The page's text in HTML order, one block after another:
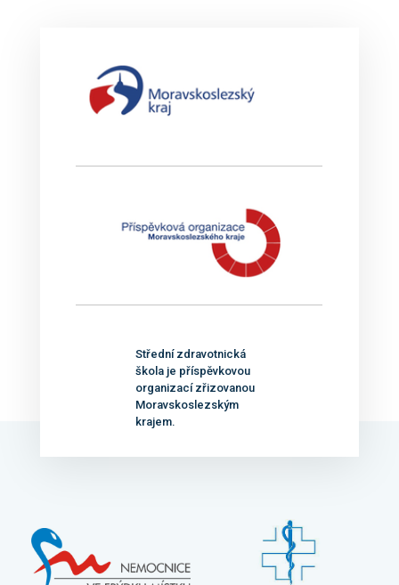
Střední zdravotnická
škola je příspěvkovou
organizací zřizovanou
Moravskoslezským
krajem.